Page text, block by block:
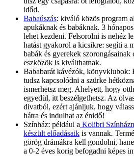
időd.
Babaúszás: kiváló közös program
apukáknak és babáknak. 3
lehet kezdeni. Felsorolni is nehéz
hatást gyakorol a kicsikre: segíti a
babák és gyerekek
eszközök is kiválthatnak.
Bababarát kávézók, könyvklubok:
tudsz kapcsolódni a szürke
ismerhetsz meg. Ahelyett, hogy
egyedül, itt beszélgethetsz. Az
divatból, ezért ajánljuk, hogy
hátra és indulhat az énidő!
Színház: például a Kolibri
készült előadásaik is vannak.
görög drámákra kell gondolni,
a 0-2 éves korig befogadni képes